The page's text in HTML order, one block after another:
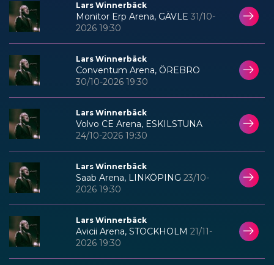
Lars Winnerbäck
Monitor Erp Arena, GÄVLE 31/10-
2026 19:30
Lars Winnerbäck
Conventum Arena, ÖREBRO
30/10-2026 19:30
Lars Winnerbäck
Volvo CE Arena, ESKILSTUNA
24/10-2026 19:30
Lars Winnerbäck
Saab Arena, LINKÖPING 23/10-
2026 19:30
Lars Winnerbäck
Avicii Arena, STOCKHOLM 21/11-
2026 19:30